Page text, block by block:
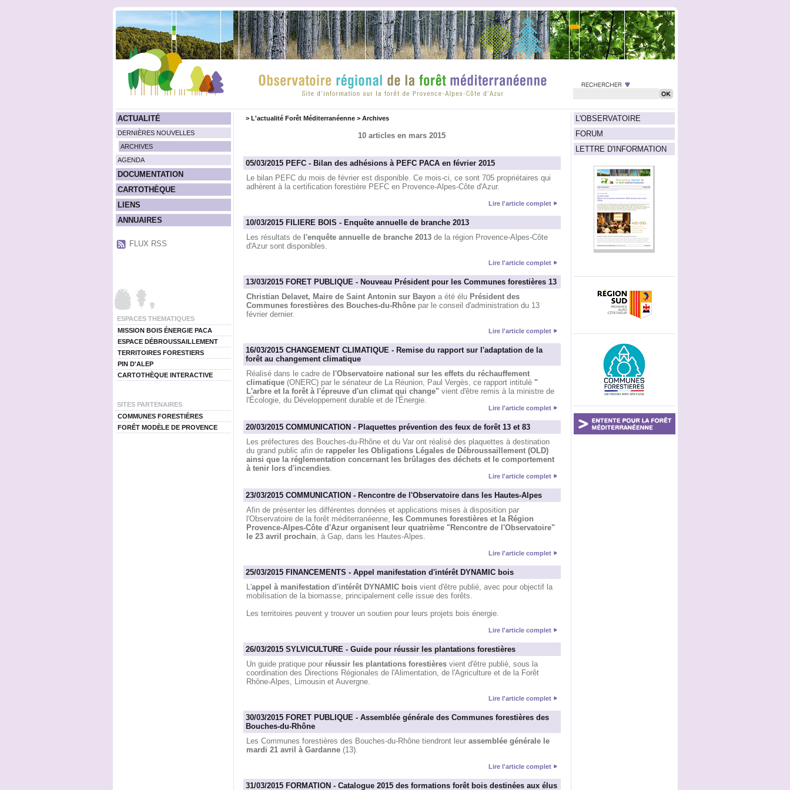
ACTUALITÉ
DERNIÈRES NOUVELLES
ARCHIVES
AGENDA
DOCUMENTATION
CARTOTHÈQUE
LIENS
ANNUAIRES
FLUX RSS
ESPACES THEMATIQUES
MISSION BOIS ÉNERGIE PACA
ESPACE DÉBROUSSAILLEMENT
TERRITOIRES FORESTIERS
PIN D'ALEP
CARTOTHÈQUE INTERACTIVE
SITES PARTENAIRES
COMMUNES FORESTIÈRES
FORÊT MODÈLE DE PROVENCE
L'OBSERVATOIRE
FORUM
LETTRE D'INFORMATION
> L'actualité Forêt Méditerranéenne> Archives
10 articles en mars 2015
05/03/2015 PEFC - Bilan des adhésions à PEFC PACA en février 2015
Le bilan PEFC du mois de février est disponible. Ce mois-ci, ce sont 705 propriétaires qui
adhèrent à la certification forestière PEFC en Provence-Alpes-Côte d'Azur.
Lire l'article complet
10/03/2015 FILIERE BOIS - Enquête annuelle de branche 2013
Les résultats de l'enquête annuelle de branche 2013de la région Provence-Alpes-Côte
d'Azur sont disponibles.
Lire l'article complet
13/03/2015 FORET PUBLIQUE - Nouveau Président pour les Communes forestières 13
Christian Delavet, Maire de Saint Antonin sur Bayon a été élu Président des
Communes forestières des Bouches-du-Rhônepar le conseil d'administration du 13
février dernier.
Lire l'article complet
16/03/2015 CHANGEMENT CLIMATIQUE - Remise du rapport sur l'adaptation de la
forêt au changement climatique
Réalisé dans le cadre de l'Observatoire national sur les effets du réchauffement
climatique(ONERC) par le sénateur de La Réunion, Paul Vergès, ce rapport intitulé "
L'arbre et la forêt à l'épreuve d'un climat qui change"vient d'être remis à la ministre de
l'Écologie, du Développement durable et de l'Énergie.
Lire l'article complet
20/03/2015 COMMUNICATION - Plaquettes prévention des feux de forêt 13 et 83
Les préfectures des Bouches-du-Rhône et du Var ont réalisé des plaquettes à destination
du grand public afin de rappeler les Obligations Légales de Débroussaillement (OLD)
ainsi que la réglementation concernant les brûlages des déchets et le comportement
à tenir lors d'incendies.
Lire l'article complet
23/03/2015 COMMUNICATION - Rencontre de l'Observatoire dans les Hautes-Alpes
Afin de présenter les différentes données et applications mises à disposition par
l'Observatoire de la forêt méditerranéenne, les Communes forestières et la Région
Provence-Alpes-Côte d'Azur organisent leur quatrième "Rencontre de l'Observatoire"
le 23 avril prochain, à Gap, dans les Hautes-Alpes.
Lire l'article complet
25/03/2015 FINANCEMENTS - Appel manifestation d'intérêt DYNAMIC bois
L'appel à manifestation d'intérêt DYNAMIC boisvient d'être publié, avec pour objectif la
mobilisation de la biomasse, principalement celle issue des forêts.
Les territoires peuvent y trouver un soutien pour leurs projets bois énergie.
Lire l'article complet
26/03/2015 SYLVICULTURE - Guide pour réussir les plantations forestières
Un guide pratique pour réussir les plantations forestièresvient d'être publié, sous la
coordination des Directions Régionales de l'Alimentation, de l'Agriculture et de la Forêt
Rhône-Alpes, Limousin et Auvergne.
Lire l'article complet
30/03/2015 FORET PUBLIQUE - Assemblée générale des Communes forestières des
Bouches-du-Rhône
Les Communes forestières des Bouches-du-Rhône tiendront leur assemblée générale le
mardi 21 avril à Gardanne(13).
Lire l'article complet
31/03/2015 FORMATION - Catalogue 2015 des formations forêt bois destinées aux élus